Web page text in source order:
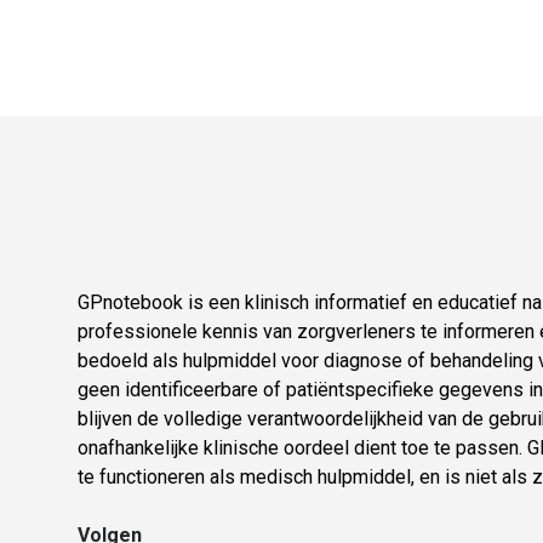
GPnotebook is een klinisch informatief en educatief
professionele kennis van zorgverleners te informeren
bedoeld als hulpmiddel voor diagnose of behandeling
geen identificeerbare of patiëntspecifieke gegevens
blijven de volledige verantwoordelijkheid van de
onafhankelijke klinische oordeel dient toe te passen.
te functioneren als medisch hulpmiddel, en is niet als
Volgen